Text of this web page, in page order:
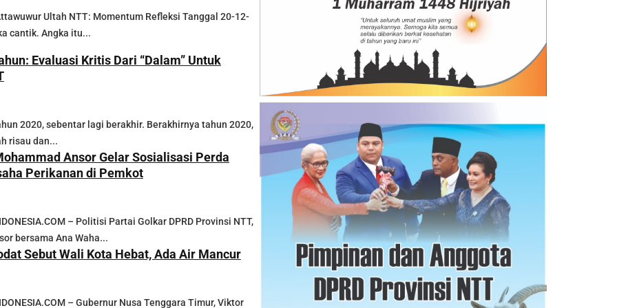
Ultah NTT: Momentum Refleksi Tanggal 20-12-
cantik. Angka itu...
Untuk
2020, sebentar lagi berakhir. Berakhirnya tahun 2020,
risau dan...
Ansor Gelar Sosialisasi Perda
Perikanan di Pemkot
– Politisi Partai Golkar DPRD Provinsi NTT,
bersama Ana Waha...
Sebut Wali Kota Hebat, Ada Air Mancur
– Gubernur Nusa Tenggara Timur, Viktor